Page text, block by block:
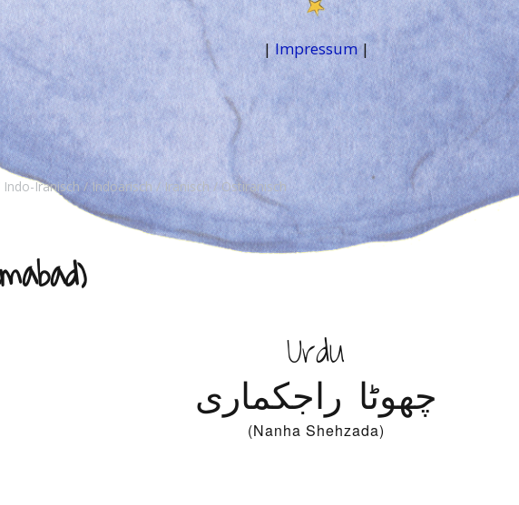
|Impressum|
Indo-Iranisch Indoarisch Iranisch Ostiranisch
Urdu
چھوٹا راجکماری
(Nanha Shehzada)